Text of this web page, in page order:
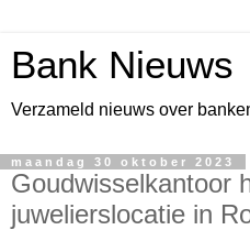
Bank Nieuws
Verzameld nieuws over
maandag 30 oktober 2023
Goudwisselkantoor
juwelierslocatie in